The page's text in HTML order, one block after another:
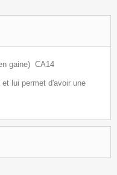
gaine) CA14
lui permet d'avoir une